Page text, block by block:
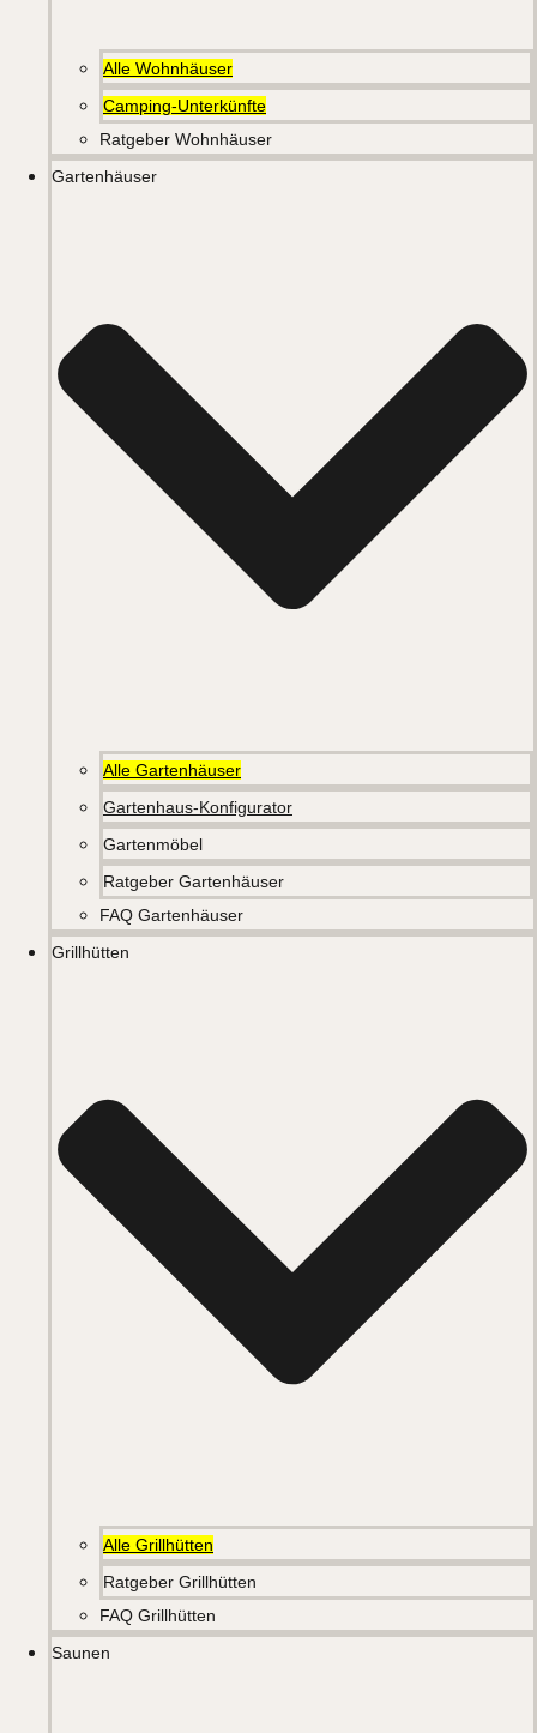
Alle Wohnhäuser
Camping-Unterkünfte
Ratgeber Wohnhäuser
Gartenhäuser
Alle Gartenhäuser
Gartenhaus-Konfigurator
Gartenmöbel
Ratgeber Gartenhäuser
FAQ Gartenhäuser
Grillhütten
Alle Grillhütten
Ratgeber Grillhütten
FAQ Grillhütten
Saunen